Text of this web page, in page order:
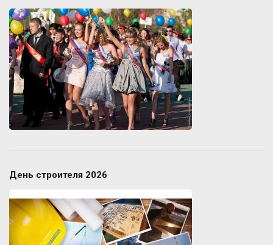
День строителя 2026